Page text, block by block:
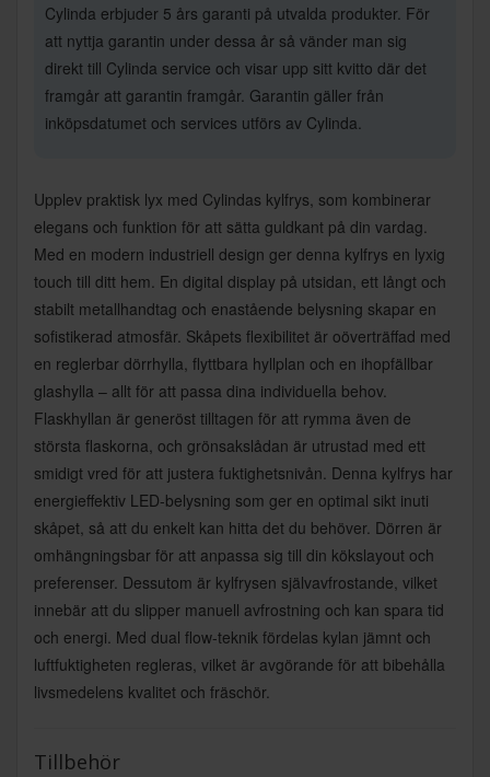
Cylinda erbjuder 5 års garanti på utvalda produkter. För
att nyttja garantin under dessa år så vänder man sig
direkt till Cylinda service och visar upp sitt kvitto där det
framgår att garantin framgår. Garantin gäller från
inköpsdatumet och services utförs av Cylinda.
Upplev praktisk lyx med Cylindas kylfrys, som kombinerar
elegans och funktion för att sätta guldkant på din vardag.
Med en modern industriell design ger denna kylfrys en lyxig
touch till ditt hem. En digital display på utsidan, ett långt och
stabilt metallhandtag och enastående belysning skapar en
sofistikerad atmosfär. Skåpets flexibilitet är oöverträffad med
en reglerbar dörrhylla, flyttbara hyllplan och en ihopfällbar
glashylla – allt för att passa dina individuella behov.
Flaskhyllan är generöst tilltagen för att rymma även de
största flaskorna, och grönsakslådan är utrustad med ett
smidigt vred för att justera fuktighetsnivån. Denna kylfrys har
energieffektiv LED-belysning som ger en optimal sikt inuti
skåpet, så att du enkelt kan hitta det du behöver. Dörren är
omhängningsbar för att anpassa sig till din kökslayout och
preferenser. Dessutom är kylfrysen självavfrostande, vilket
innebär att du slipper manuell avfrostning och kan spara tid
och energi. Med dual flow-teknik fördelas kylan jämnt och
luftfuktigheten regleras, vilket är avgörande för att bibehålla
livsmedelens kvalitet och fräschör.
Tillbehör